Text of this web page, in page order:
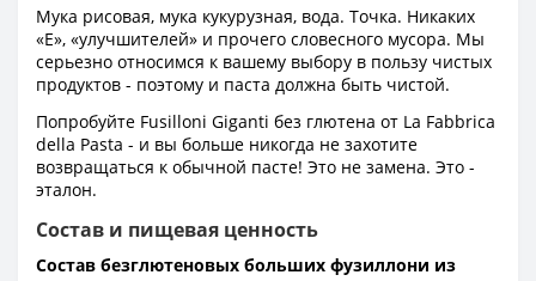
Мука рисовая, мука кукурузная, вода. Точка. Никаких
«Е», «улучшителей» и прочего словесного мусора. Мы
серьезно относимся к вашему выбору в пользу чистых
продуктов - поэтому и паста должна быть чистой.
Попробуйте Fusilloni Giganti без глютена от La Fabbrica
della Pasta - и вы больше никогда не захотите
возвращаться к обычной пасте! Это не замена. Это -
эталон.
Состав и пищевая ценность
Состав безглютеновых больших фузиллони из